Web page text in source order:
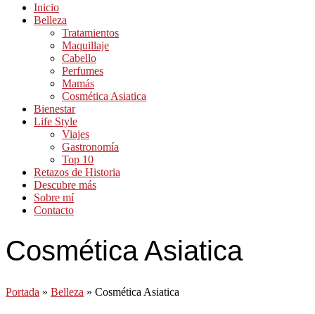
Inicio
Belleza
Tratamientos
Maquillaje
Cabello
Perfumes
Mamás
Cosmética Asiatica
Bienestar
Life Style
Viajes
Gastronomía
Top 10
Retazos de Historia
Descubre más
Sobre mí
Contacto
Cosmética Asiatica
Portada » Belleza » Cosmética Asiatica